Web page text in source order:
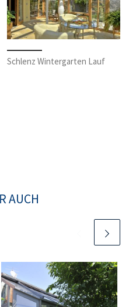
Schlenz Wintergarten Lauf
AUCH